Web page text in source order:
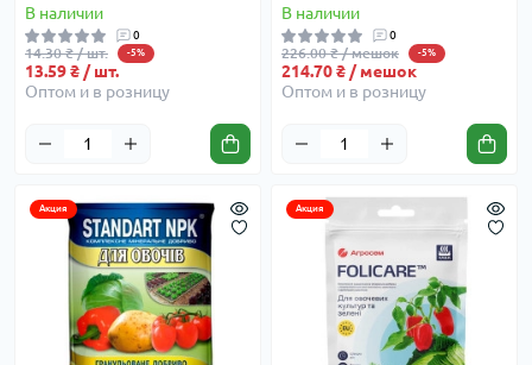
В наличии
0
14.30 ₴ / шт. -5%
13.59 ₴ / шт.
Оптом и в розницу
В наличии
0
226.00 ₴ / мешок -5%
214.70 ₴ / мешок
Оптом и в розницу
Акция Акция